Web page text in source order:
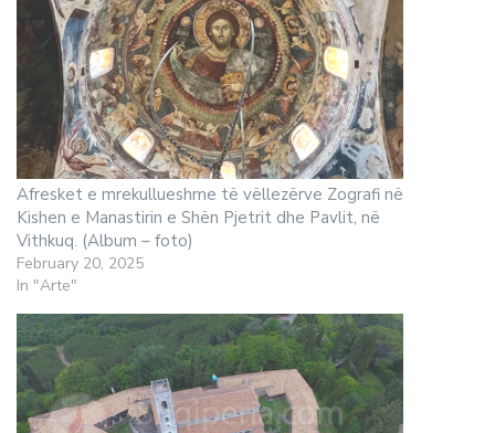
Afresket e mrekullueshme të vëllezërve Zografi në
Kishen e Manastirin e Shën Pjetrit dhe Pavlit, në
Vithkuq. (Album – foto)
February 20, 2025
In "Arte"